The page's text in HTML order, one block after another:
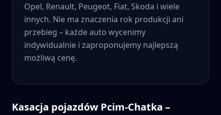
Opel, Renault, Peugeot, Fiat, Skoda i wiele
innych. Nie ma znaczenia rok produkcji ani
przebieg – każde auto wycenimy
indywidualnie i zaproponujemy najlepszą
możliwą cenę.
Kasacja pojazdów Pcim-Chatka –